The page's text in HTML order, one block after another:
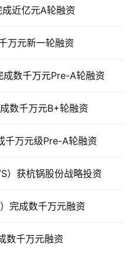
近亿元A轮融资
万元新一轮融资
数千万元Pre-A轮融资
数千万元B+轮融资
千万元级Pre-A轮融资
）获杭锅股份战略投资
完成数千万元融资
数千万元融资